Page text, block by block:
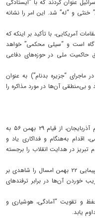
عنوان کردند که با “ایستادگی
عجیب ۲۲ دی و ۲۲ بهمن” خنثی و “له” شد. این امر را نشانه
آمریکایی، با تأکید بر اینکه که
آگاه است و “سیلی محکمی” خواهد
حاکمیت ملی در حوزه‌های دفاعی
ماجرای “جزیره بدنام”) به عنوان
و بی‌منطقی آن‌ها در مورد مذاکره را
امام امت با اشاره به وقت‌شناسی و فداکاری مردم آذربایجان، از قیام ۲۹ بهمن ۵۶ به
اقدام به‌هنگام و فداکاری یاد و
تبریز در هدایت انقلاب را برجسته
ایشان همچنین حضور دوبرابری مردم تبریز در راهپیمایی ۲۲ بهمن امسال را شاهدی بر
خوردن آن‌ها در برابر ترفندهای
و تقویت “آمادگی، هوشیاری و
یابد.